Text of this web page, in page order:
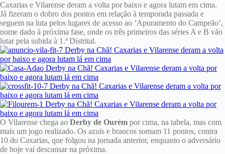
Caxarias e Vilarense deram a volta por baixo e agora lutam em cima.
Já fizeram o dobro dos pontos em relação à temporada passada e
seguem na luta pelos lugares de acesso ao ‘Apuramento do Campeão’,
nome dado à próxima fase, onde os três primeiros das séries A e B vão
lutar pela subida à 1.ª Distrital.
O Vilarense chega ao Derby de Ourém por cima, na tabela, mas com
mais um jogo realizado. Os azuis e brancos somam 11 pontos, contra
10 do Caxarias, que folgou na jornada anterior, enquanto o adversário
de hoje vai descansar na próxima.